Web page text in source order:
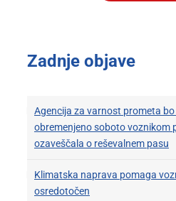
Zadnje objave
Agencija za varnost prometa
obremenjeno soboto voznikom
ozaveščala o reševalnem pasu
Klimatska naprava pomaga
osredotočen